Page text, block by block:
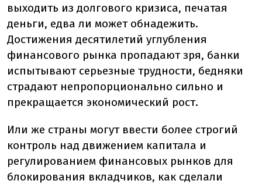
выходить из долгового кризиса, печатая
деньги, едва ли может обнадежить.
Достижения десятилетий углубления
финансового рынка пропадают зря, банки
испытывают серьезные трудности, бедняки
страдают непропорционально сильно и
прекращается экономический рост.
Или же страны могут ввести более строгий
контроль над движением капитала и
регулированием финансовых рынков для
блокирования вкладчиков, как сделали